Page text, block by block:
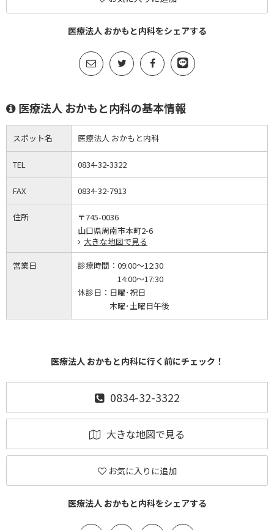
医療法人 おかもと内科をシェアする
医療法人 おかもと内科の基本情報
スポット名 医療法人 おかもと内科
TEL 0834-32-3322
FAX 0834-32-7913
住所
〒745-0036
山口県周南市本町2-6
大きな地図で見る
営業日 診療時間： 09:00～12:30
14:00～17:30
休診日： 日曜･祝日
木曜･土曜日午後
医療法人 おかもと内科に行く前にチェック！
0834-32-3322
大きな地図で見る
お気に入りに追加
医療法人 おかもと内科をシェアする